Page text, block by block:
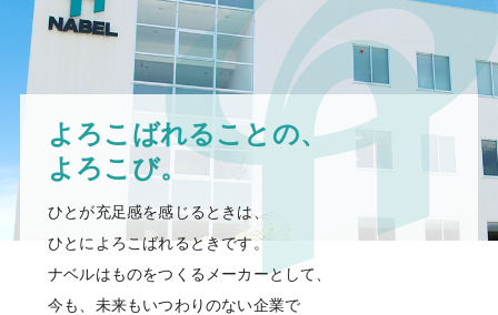
よろこばれることの、
よろこび。
ひとが充足感を感じるときは、
ひとによろこばれるときです。
ナベルはものをつくるメーカーとして、
今も、未来もいつわりのない企業で